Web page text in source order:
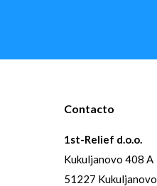
Contacto
1st-Relief d.o.o.
Kukuljanovo 408 A
51227 Kukuljanovo